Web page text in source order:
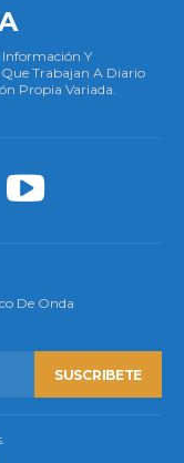
Información Y
Trabajan A Diario
Propia Variada.
De Onda
SUSCRIBETE